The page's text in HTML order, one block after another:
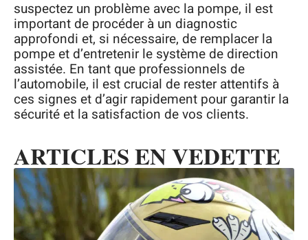
suspectez un problème avec la pompe, il est
important de procéder à un diagnostic
approfondi et, si nécessaire, de remplacer la
pompe et d’entretenir le système de direction
assistée. En tant que professionnels de
l’automobile, il est crucial de rester attentifs à
ces signes et d’agir rapidement pour garantir la
sécurité et la satisfaction de vos clients.
ARTICLES EN VEDETTE